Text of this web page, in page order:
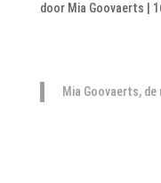
door Mia Goovaerts
Mia Goovaerts,